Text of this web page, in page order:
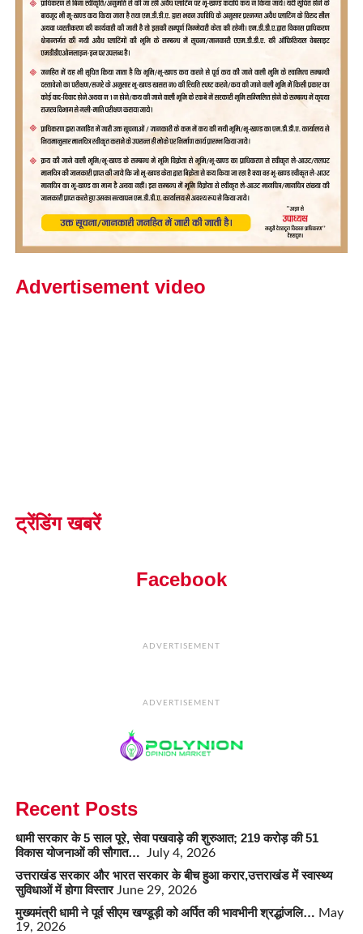
Advertisement video
ट्रेंडिंग खबरें
Facebook
ADVERTISEMENT
ADVERTISEMENT
Recent Posts
धामी सरकार के 5 साल पूरे, सेवा पखवाड़े की शुरुआत; 219 करोड़ की 51
विकास योजनाओं की सौगात…
July 4, 2026
उत्तराखंड सरकार और भारत सरकार के बीच हुआ करार,उत्तराखंड में स्वास्थ्य
सुविधाओं में होगा विस्तार June 29, 2026
मुख्यमंत्री धामी ने पूर्व सीएम खण्डूड़ी को अर्पित की भावभीनी श्रद्धांजलि… May
19, 2026